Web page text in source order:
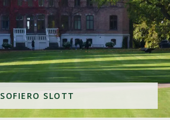
SOFIERO SLOTT